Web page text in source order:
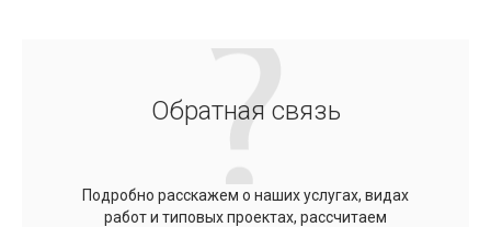
Обратная связь
Подробно расскажем о наших услугах, видах
работ и типовых проектах, рассчитаем